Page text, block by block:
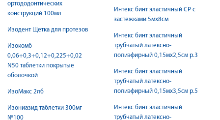
ортододонтических
конструкций 100мл
Изодент Щетка для протезов
Изокомб
0,06+0,3+0,12+0,225+0,02
N50 таблетки покрытые
оболочкой
ИзоМакс 2лб
Изониазид таблетки 300мг
№100
Интекс бинт эластичный СР с
застежками 5мх8см
Интекс бинт эластичный
трубчатый латексно-
полиэфирный 0,15мх2,5см р.3
Интекс бинт эластичный
трубчатый латексно-
полиэфирный 0,15мх3,5см р.5
Интекс бинт эластичный
трубчатый латексно-